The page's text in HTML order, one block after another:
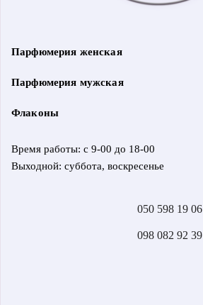
Парфюмерия женская
Парфюмерия мужская
Флаконы
Время работы: с 9-00 до 18-00
Выходной: суббота, воскресенье
050 598 19 06
098 082 92 39